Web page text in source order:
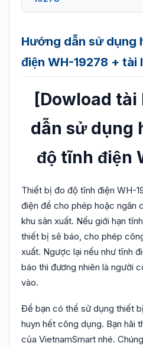
Hướng dẫn sử dụng
điện WH-19278 + tài
[Dowload
dẫn sử dụng
độ tĩnh điện
Thiết bị đo độ tĩnh điện WH-
điện để cho phép hoặc ngăn
khu sản xuất. Nếu giới hạn
thiết bị sẽ báo, cho phép
xuất. Ngược lại nếu như tĩnh
báo thì đương nhiên là người
vào.
Để bạn có thể sử dụng thiết
huyn hết công dụng. Bạn hãi
của VietnamSmart nhé.